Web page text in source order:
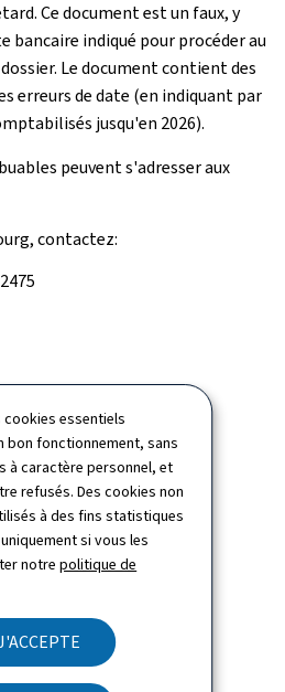
cookies essentiels
bon fonctionnement, sans
à caractère personnel, et
refusés. Des cookies non
à des fins statistiques
si vous les
notrepolitique de
Ce document est un faux, y
bancaire indiqué pour procéder au
Le document contient des
erreurs de date (en indiquant par
jusqu'en 2026).
peuvent s'adresser aux
contactez: